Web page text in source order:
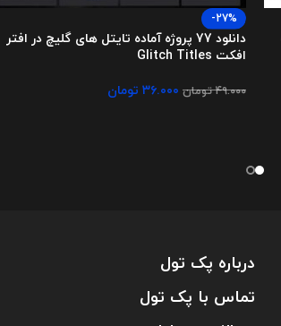
-27%
دانلود 77 پروژه آماده تایتل های گلیچ در افتر
افکت Glitch Titles
۴۹.۰۰۰تومان ۳۶.۰۰۰ تومان
درباره پک تول
تماس با پک تول